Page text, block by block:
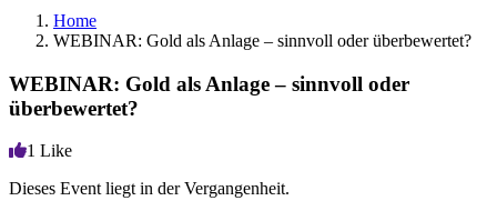
Home
WEBINAR: Gold als Anlage – sinnvoll oder überbewertet?
WEBINAR: Gold als Anlage – sinnvoll oder
überbewertet?
1 Like
Dieses Event liegt in der Vergangenheit.